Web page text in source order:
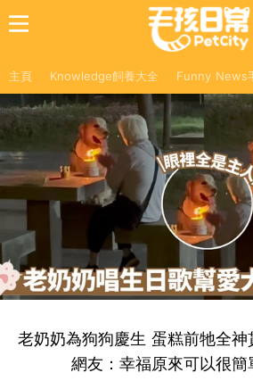
主頁 Knowledge飼養大全 Funny News
老奶奶為狗狗慶生 蛋糕前牠全神
網友：幸福原來可以很簡